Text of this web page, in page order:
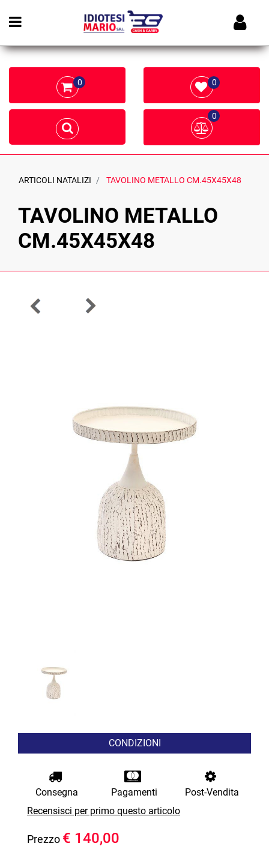
Open menu
0 0
0
ARTICOLI NATALIZI TAVOLINO METALLO CM.45X45X48
TAVOLINO METALLO
CM.45X45X48
CONDIZIONI
Consegna Pagamenti
Post-Vendita
Recensisci per primo questo articolo
Prezzo € 140,00